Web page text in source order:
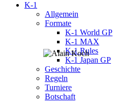
K-1
Allgemein
Formate
K-1 World GP
K-1 MAX
K-1 Rules
K-1 Japan GP
Geschichte
Regeln
Turniere
Botschaft